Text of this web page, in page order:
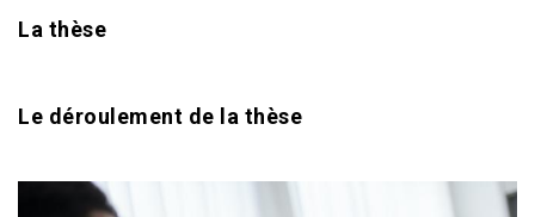
La thèse
Le déroulement de la thèse